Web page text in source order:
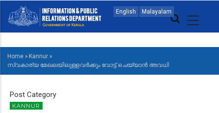
main
English Malayalam
MAIN
NAVIGATION
MALAYALAM
BREADCRUMB
Home » Kannur »
സ്വകാര്യ മേഖലയിലുള്ളവർക്കും വോട്ട് ചെയ്യാൻ അവധി
Post Category
KANNUR